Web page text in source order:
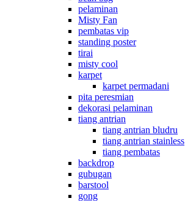
pelaminan
Misty Fan
pembatas vip
standing poster
tirai
misty cool
karpet
karpet permadani
pita peresmian
dekorasi pelaminan
tiang antrian
tiang antrian bludru
tiang antrian stainless
tiang pembatas
backdrop
gubugan
barstool
gong